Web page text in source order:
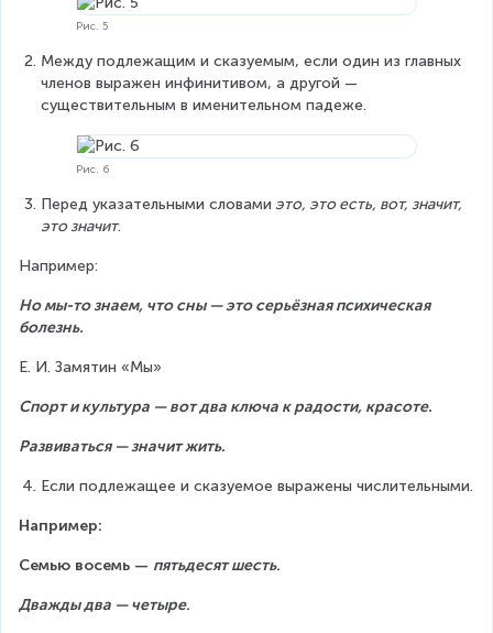
Рис. 5
Между подлежащим и сказуемым, если один из главных
членов выражен инфинитивом, а другой —
существительным в именительном падеже.
Рис. 6
Перед указательными словами это, это есть, вот, значит,
это значит.
Например:
Но мы-то знаем, что сны — это серьёзная психическая
болезнь.
Е. И. Замятин «Мы»
Спорт и культура — вот два ключа к радости, красоте.
Развиваться — значит жить.
Если подлежащее и сказуемое выражены числительными.
Например:
Семью восемь — пятьдесят шесть.
Дважды два — четыре.